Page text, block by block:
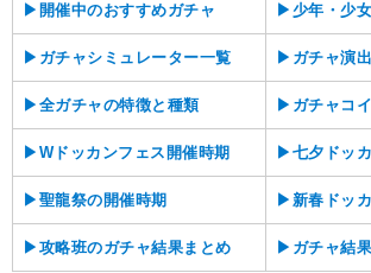
▶︎開催中のおすすめガチャ ▶︎少年・少
▶︎ガチャシミュレーター一覧 ▶︎ガチャ演
▶︎全ガチャの特徴と種類 ▶︎ガチャコ
▶︎Wドッカンフェス開催時期 ▶︎七夕ドッ
▶︎聖龍祭の開催時期 ▶︎新春ドッ
▶︎攻略班のガチャ結果まとめ ▶︎ガチャ結